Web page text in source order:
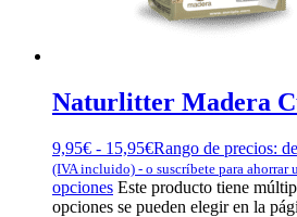
Naturlitter Madera
9,95€ - 15,95€Rango de precios:
(IVA incluido) - o suscríbete para ahorrar
opciones Este producto tiene
opciones se pueden elegir en la